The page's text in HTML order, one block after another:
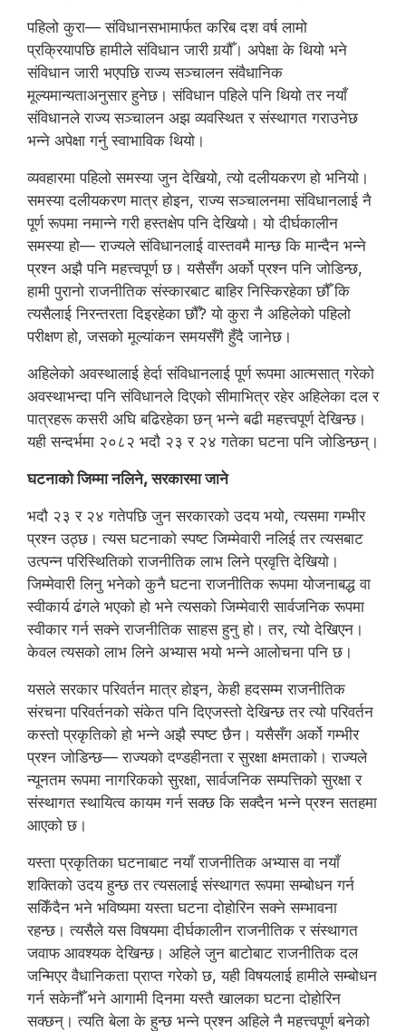
पहिलो कुरा— संविधानसभामार्फत करिब दश वर्ष लामो
प्रक्रियापछि हामीले संविधान जारी गर्‍यौँ। अपेक्षा के थियो भने
संविधान जारी भएपछि राज्य सञ्चालन संवैधानिक
मूल्यमान्यताअनुसार हुनेछ। संविधान पहिले पनि थियो तर नयाँ
संविधानले राज्य सञ्चालन अझ व्यवस्थित र संस्थागत गराउनेछ
भन्ने अपेक्षा गर्नु स्वाभाविक थियो।
व्यवहारमा पहिलो समस्या जुन देखियो, त्यो दलीयकरण हो भनियो।
समस्या दलीयकरण मात्र होइन, राज्य सञ्चालनमा संविधानलाई नै
पूर्ण रूपमा नमान्ने गरी हस्तक्षेप पनि देखियो। यो दीर्घकालीन
समस्या हो— राज्यले संविधानलाई वास्तवमै मान्छ कि मान्दैन भन्ने
प्रश्न अझै पनि महत्त्वपूर्ण छ। यसैसँग अर्को प्रश्न पनि जोडिन्छ,
हामी पुरानो राजनीतिक संस्कारबाट बाहिर निस्किरहेका छौँ कि
त्यसैलाई निरन्तरता दिइरहेका छौँ? यो कुरा नै अहिलेको पहिलो
परीक्षण हो, जसको मूल्यांकन समयसँगै हुँदै जानेछ।
अहिलेको अवस्थालाई हेर्दा संविधानलाई पूर्ण रूपमा आत्मसात् गरेको
अवस्थाभन्दा पनि संविधानले दिएको सीमाभित्र रहेर अहिलेका दल र
पात्रहरू कसरी अघि बढिरहेका छन् भन्ने बढी महत्त्वपूर्ण देखिन्छ।
यही सन्दर्भमा २०८२ भदौ २३ र २४ गतेका घटना पनि जोडिन्छन्।
घटनाको जिम्मा नलिने, सरकारमा जाने
भदौ २३ र २४ गतेपछि जुन सरकारको उदय भयो, त्यसमा गम्भीर
प्रश्न उठ्छ। त्यस घटनाको स्पष्ट जिम्मेवारी नलिई तर त्यसबाट
उत्पन्न परिस्थितिको राजनीतिक लाभ लिने प्रवृत्ति देखियो।
जिम्मेवारी लिनु भनेको कुनै घटना राजनीतिक रूपमा योजनाबद्ध वा
स्वीकार्य ढंगले भएको हो भने त्यसको जिम्मेवारी सार्वजनिक रूपमा
स्वीकार गर्न सक्ने राजनीतिक साहस हुनु हो। तर, त्यो देखिएन।
केवल त्यसको लाभ लिने अभ्यास भयो भन्ने आलोचना पनि छ।
यसले सरकार परिवर्तन मात्र होइन, केही हदसम्म राजनीतिक
संरचना परिवर्तनको संकेत पनि दिएजस्तो देखिन्छ तर त्यो परिवर्तन
कस्तो प्रकृतिको हो भन्ने अझै स्पष्ट छैन। यसैसँग अर्को गम्भीर
प्रश्न जोडिन्छ— राज्यको दण्डहीनता र सुरक्षा क्षमताको। राज्यले
न्यूनतम रूपमा नागरिकको सुरक्षा, सार्वजनिक सम्पत्तिको सुरक्षा र
संस्थागत स्थायित्व कायम गर्न सक्छ कि सक्दैन भन्ने प्रश्न सतहमा
आएको छ।
यस्ता प्रकृतिका घटनाबाट नयाँ राजनीतिक अभ्यास वा नयाँ
शक्तिको उदय हुन्छ तर त्यसलाई संस्थागत रूपमा सम्बोधन गर्न
सकिँदैन भने भविष्यमा यस्ता घटना दोहोरिन सक्ने सम्भावना
रहन्छ। त्यसैले यस विषयमा दीर्घकालीन राजनीतिक र संस्थागत
जवाफ आवश्यक देखिन्छ। अहिले जुन बाटोबाट राजनीतिक दल
जन्मिएर वैधानिकता प्राप्त गरेको छ, यही विषयलाई हामीले सम्बोधन
गर्न सकेनौँ भने आगामी दिनमा यस्तै खालका घटना दोहोरिन
सक्छन्। त्यति बेला के हुन्छ भन्ने प्रश्न अहिले नै महत्त्वपूर्ण बनेको